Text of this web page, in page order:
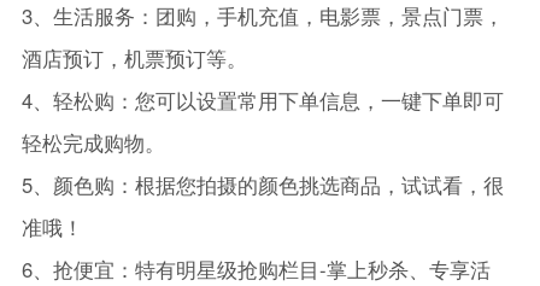
3、生活服务：团购，手机充值，电影票，景点门票，
酒店预订，机票预订等。
4、轻松购：您可以设置常用下单信息，一键下单即可
轻松完成购物。
5、颜色购：根据您拍摄的颜色挑选商品，试试看，很
准哦！
6、抢便宜：特有明星级抢购栏目-掌上秒杀、专享活